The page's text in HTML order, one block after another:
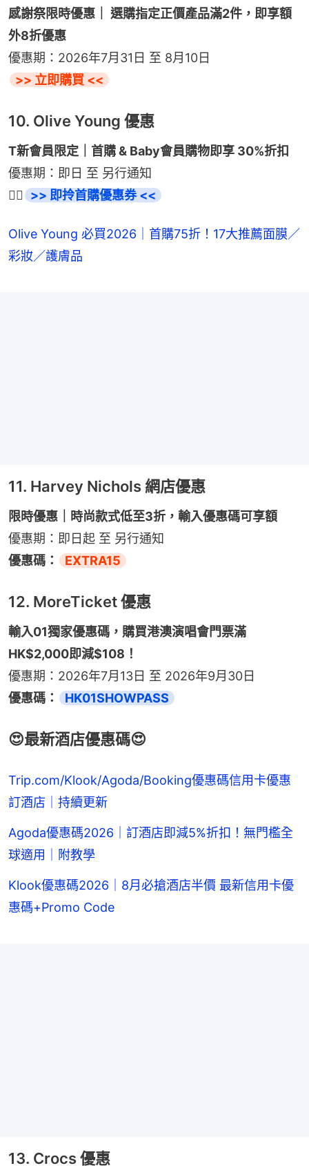
感謝祭限時優惠｜ 選購指定正價產品滿2件，即享額
外8折優惠
優惠期：2026年7月31日 至 8月10日
>> 立即購買 <<
10. Olive Young 優惠
T新會員限定｜首購 & Baby會員購物即享 30%折扣
優惠期：即日 至 另行通知
👉🏻
>> 即拎首購優惠券 <<
Olive Young 必買2026｜首購75折！17大推薦面膜／
彩妝／護膚品
11. Harvey Nichols 網店優惠
限時優惠｜時尚款式低至3折，輸入優惠碼可享額
優惠期：即日起 至 另行通知
優惠碼：
EXTRA15
12. MoreTicket 優惠
輸入01獨家優惠碼，購買港澳演唱會門票滿
HK$2,000即減$108！
優惠期：2026年7月13日 至 2026年9月30日
優惠碼：
HK01SHOWPASS
😍最新酒店優惠碼😍
Trip.com/Klook/Agoda/Booking優惠碼信用卡優惠
訂酒店｜持續更新
Agoda優惠碼2026｜訂酒店即減5%折扣！無門檻全
球適用｜附教學
Klook優惠碼2026｜8月必搶酒店半價 最新信用卡優
惠碼+Promo Code
13. Crocs 優惠